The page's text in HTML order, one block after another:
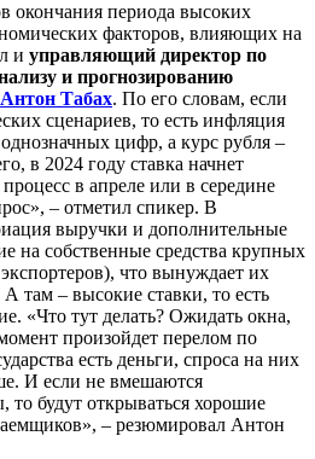
окончания периода высоких
факторов, влияющих на
и управляющий директор по
и прогнозированию
Антон Табах. По его словам, если
сценариев, то есть инфляция
однозначных цифр, а курс рубля –
в 2024 году ставка начнет
в апреле или в середине
– отметил спикер. В
выручки и дополнительные
на собственные средства крупных
что вынуждает их
там – высокие ставки, то есть
«Что тут делать? Ожидать окна,
произойдет перелом по
есть деньги, спроса на них
И если не вмешаются
то будут открываться хорошие
– резюмировал Антон